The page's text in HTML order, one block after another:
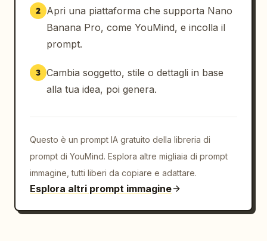
2
Apri una piattaforma che supporta Nano
Banana Pro, come YouMind, e incolla il
prompt.
3 Cambia soggetto, stile o dettagli in base
alla tua idea, poi genera.
Questo è un prompt IA gratuito della libreria di
prompt di YouMind. Esplora altre migliaia di prompt
immagine, tutti liberi da copiare e adattare.
Esplora altri prompt immagine